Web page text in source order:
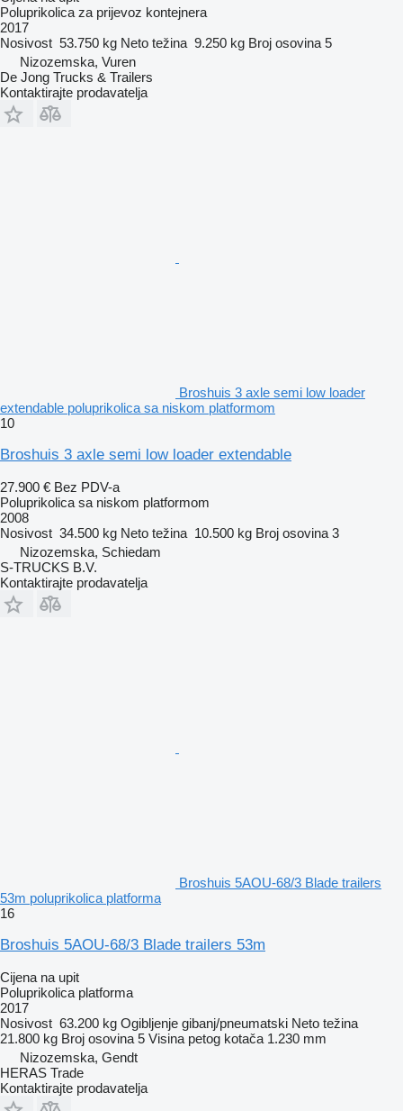
Poluprikolica za prijevoz kontejnera
2017
Nosivost 53.750 kg Neto težina 9.250 kg Broj osovina 5
Nizozemska, Vuren
De Jong Trucks & Trailers
Kontaktirajte prodavatelja
Broshuis 3 axle semi low loader
extendable poluprikolica sa niskom platformom
10
Broshuis 3 axle semi low loader extendable
27.900 € Bez PDV-a
Poluprikolica sa niskom platformom
2008
Nosivost 34.500 kg Neto težina 10.500 kg Broj osovina 3
Nizozemska, Schiedam
S-TRUCKS B.V.
Kontaktirajte prodavatelja
Broshuis 5AOU-68/3 Blade trailers
53m poluprikolica platforma
16
Broshuis 5AOU-68/3 Blade trailers 53m
Cijena na upit
Poluprikolica platforma
2017
Nosivost 63.200 kg Ogibljenje gibanj/pneumatski Neto težina
21.800 kg Broj osovina 5 Visina petog kotača 1.230 mm
Nizozemska, Gendt
HERAS Trade
Kontaktirajte prodavatelja